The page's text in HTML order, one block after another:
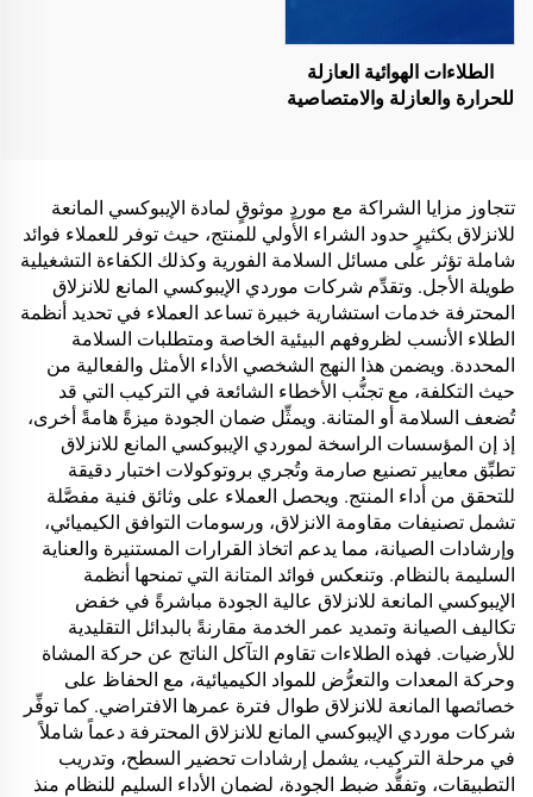
الطلاءات الهوائية العازلة
للحرارة والعازلة والامتصاصية
المشمسة، والجدران
الخارجية، والجدران الداخلية،
والجدران الفاصلة، وغرف
النوم، وقاعات الاجتماعات،
والفصل الدراسية، وقاعات
الكاريوكي (KTV)، والمرائب
تحت الأرض، وقاعات السينما
المنزلية تحت الأرض، والأنفاق
تتجاوز مزايا الشراكة مع موردٍ موثوقٍ لمادة الإيبوكسي المانعة
للانزلاق بكثيرٍ حدود الشراء الأولي للمنتج، حيث توفر للعملاء فوائد
شاملة تؤثر على مسائل السلامة الفورية وكذلك الكفاءة التشغيلية
طويلة الأجل. وتقدِّم شركات موردي الإيبوكسي المانع للانزلاق
المحترفة خدمات استشارية خبيرة تساعد العملاء في تحديد أنظمة
الطلاء الأنسب لظروفهم البيئية الخاصة ومتطلبات السلامة
المحددة. ويضمن هذا النهج الشخصي الأداء الأمثل والفعالية من
حيث التكلفة، مع تجنُّب الأخطاء الشائعة في التركيب التي قد
تُضعف السلامة أو المتانة. ويمثِّل ضمان الجودة ميزةً هامةً أخرى،
إذ إن المؤسسات الراسخة لموردي الإيبوكسي المانع للانزلاق
تطبِّق معايير تصنيع صارمة وتُجري بروتوكولات اختبار دقيقة
للتحقق من أداء المنتج. ويحصل العملاء على وثائق فنية مفصَّلة
تشمل تصنيفات مقاومة الانزلاق، ورسومات التوافق الكيميائي،
وإرشادات الصيانة، مما يدعم اتخاذ القرارات المستنيرة والعناية
السليمة بالنظام. وتنعكس فوائد المتانة التي تمنحها أنظمة
الإيبوكسي المانعة للانزلاق عالية الجودة مباشرةً في خفض
تكاليف الصيانة وتمديد عمر الخدمة مقارنةً بالبدائل التقليدية
للأرضيات. فهذه الطلاءات تقاوم التآكل الناتج عن حركة المشاة
وحركة المعدات والتعرُّض للمواد الكيميائية، مع الحفاظ على
خصائصها المانعة للانزلاق طوال فترة عمرها الافتراضي. كما توفِّر
شركات موردي الإيبوكسي المانع للانزلاق المحترفة دعماً شاملاً
في مرحلة التركيب، يشمل إرشادات تحضير السطح، وتدريب
التطبيقات، وتفقُّد ضبط الجودة، لضمان الأداء السليم للنظام منذ